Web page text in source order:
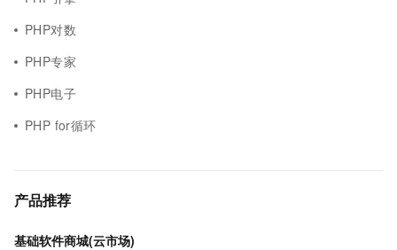
PHP对数
PHP专家
PHP电子
PHP for循环
产品推荐
基础软件商城(云市场)